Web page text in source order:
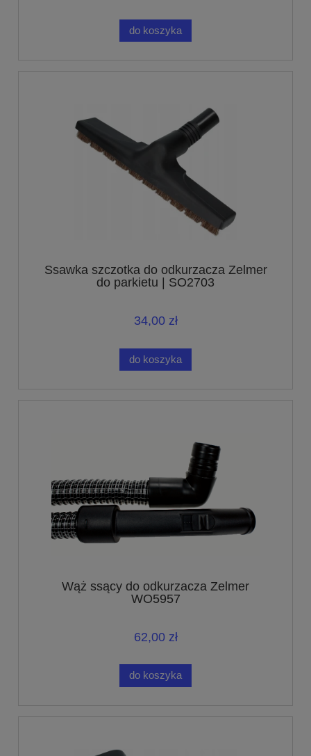
do koszyka
Ssawka szczotka do odkurzacza Zelmer
do parkietu | SO2703
34,00 zł
do koszyka
Wąż ssący do odkurzacza Zelmer
WO5957
62,00 zł
do koszyka